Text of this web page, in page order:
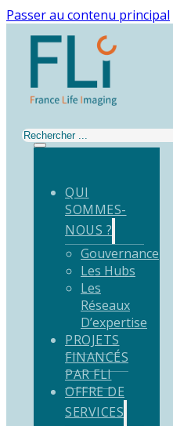
Passer au contenu principal
Rechercher
QUI
SOMMES-
NOUS ?
Gouvernance
Les Hubs
Les
Réseaux
D’expertise
PROJETS
FINANCÉS
PAR FLI
OFFRE DE
SERVICES